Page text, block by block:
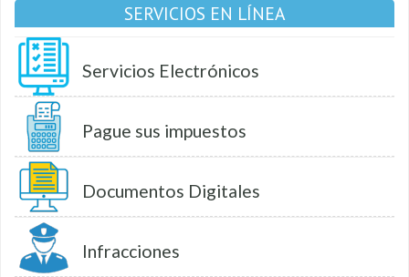
SERVICIOS EN LÍNEA
Servicios Electrónicos
Pague sus impuestos
Documentos Digitales
Infracciones